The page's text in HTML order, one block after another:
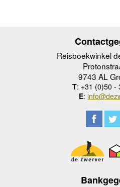
Reisboekwinkel
9743 AL
T: +31 (0)50 -
E: